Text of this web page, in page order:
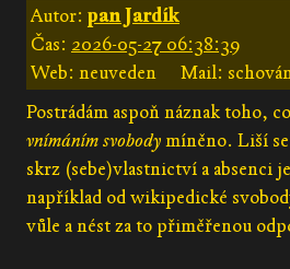
Autor: pan Jardík
Čas: 2026-05-27 06:38:39
Web: neuveden
Mail:
Postrádám aspoň náznak toho,
vnímáním svobodymíněno. Liší
skrz (sebe)vlastnictví a absenci
například od wikipedické
vůle a nést za to přiměřenou